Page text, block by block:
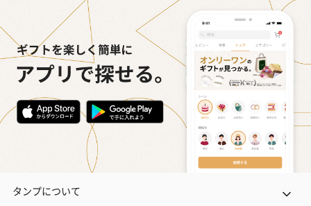
ハンドクリーム3本セッ
ト【ありがとう】
（1,100円）
シャワージェル＆ハン
ドクリーム（ピンクグ
レープフルーツ）
（2,145円）
シャワージェ
ドクリーム（
ッシュローズ
円）
リラックスグッズ
リラックスグッズを同梱してお届けします。
タンプについて